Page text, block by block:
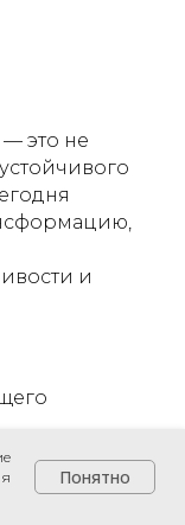
это не
и
Понятно